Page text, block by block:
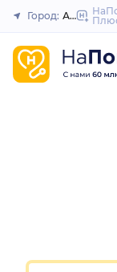
Город: Арсеньев